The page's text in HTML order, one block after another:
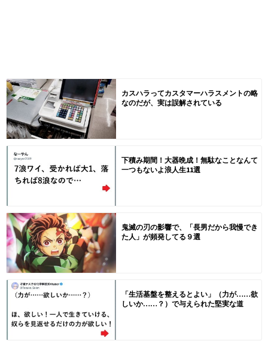
カスハラってカスタマーハラスメントの略
なのだが、実は誤解されている
下積み期間！大器晩成！無駄なことなんて
一つもないよ浪人生11選
鬼滅の刃の影響で、「長男だから我慢でき
た人」が頻発してる９選
「生活基盤を整えるとよい」（力が……欲
しいか……？）で与えられた堅実な道